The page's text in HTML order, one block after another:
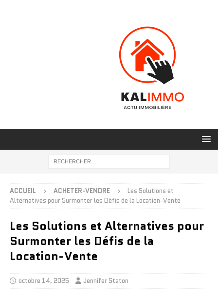
ACCUEIL ACHETER-VENDRE
Les Solutions et
Alternatives pour Surmonter les Défis de la Location-Vente
Les Solutions et Alternatives pour
Surmonter les Défis de la
Location-Vente
octobre 14, 2025 Jennifer Staton